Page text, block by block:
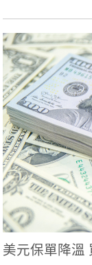
美元保單降溫